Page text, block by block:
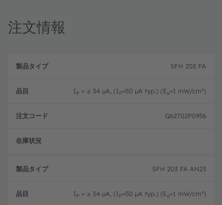
注文情報
品
プ
品
SFH 203 FA
IP = ≥ 34 µA, (IP=50 µA typ.) (Ee=1 mW/cm²)
Q62702P0956
SFH 203 FA AN23
IP = ≥ 34 µA, (IP=50 µA typ.) (Ee=1 mW/cm²)